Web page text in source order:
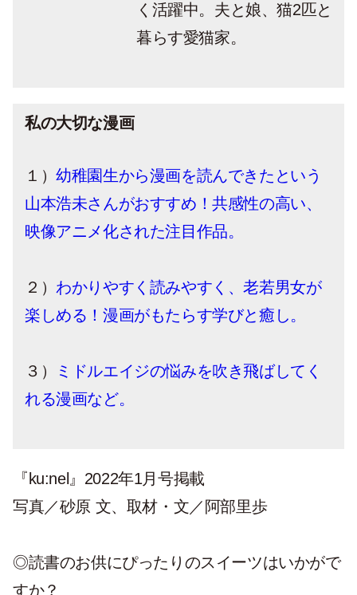
く活躍中。夫と娘、猫2匹と
暮らす愛猫家。
私の大切な漫画
１）幼稚園生から漫画を読んできたという
山本浩未さんがおすすめ！共感性の高い、
映像アニメ化された注目作品。
２）わかりやすく読みやすく、老若男女が
楽しめる！漫画がもたらす学びと癒し。
３）
ミドルエイジの悩みを吹き飛ばしてく
れる漫画など。
『ku:nel』2022年1月号掲載
写真／砂原 文、取材・文／阿部里歩
◎読書のお供にぴったりのスイーツはいかがで
すか？